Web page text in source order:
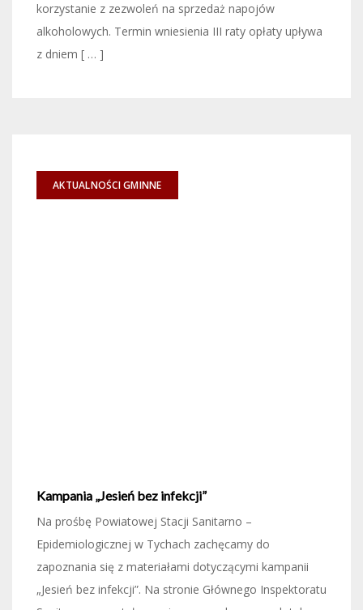
korzystanie z zezwoleń na sprzedaż napojów
alkoholowych. Termin wniesienia III raty opłaty upływa
z dniem [ … ]
AKTUALNOŚCI GMINNE
Kampania „Jesień bez infekcji”
Na prośbę Powiatowej Stacji Sanitarno –
Epidemiologicznej w Tychach zachęcamy do
zapoznania się z materiałami dotyczącymi kampanii
„Jesień bez infekcji”. Na stronie Głównego Inspektoratu